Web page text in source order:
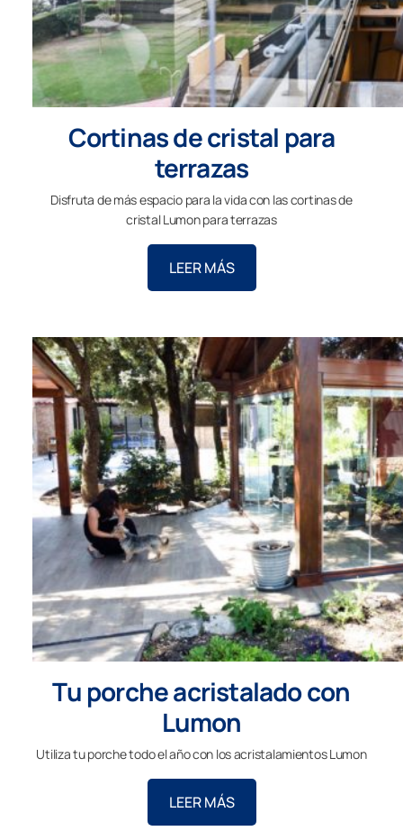
Cortinas de cristal para
terrazas
Disfruta de más espacio para la vida con las cortinas de
cristal Lumon para terrazas
LEER MÁS
Tu porche acristalado con
Lumon
Utiliza tu porche todo el año con los acristalamientos Lumon
LEER MÁS